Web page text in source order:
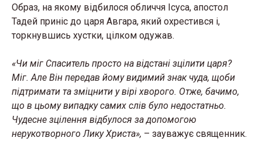
Образ, на якому відбилося обличчя Ісуса, апостол
Тадей приніс до царя Авгара, який охрестився і,
торкнувшись хустки, цілком одужав.
«Чи міг Спаситель просто на відстані зцілити царя?
Міг. Але Він передав йому видимий знак чуда, щоби
підтримати та зміцнити у вірі хворого. Отже, бачимо,
що в цьому випадку самих слів було недостатньо.
Чудесне зцілення відбулося за допомогою
нерукотворного Лику Христа», – зауважує священник.